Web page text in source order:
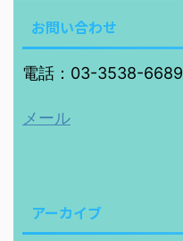
お問い合わせ
電話：03-3538-6689
メール
アーカイブ